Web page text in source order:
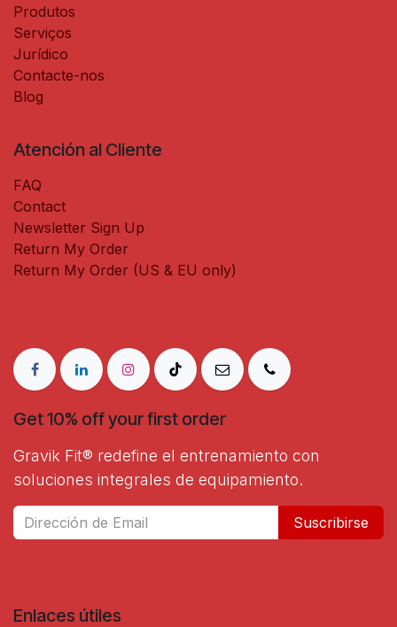
Produtos
Serviços
Jurídico
Contacte-nos
Blog
Atención al Cliente
FAQ
Contact
Newsletter Sign Up
Return My Order
Return My Order (US & EU only)
Get 10% off your first order
Gravik Fit® redefine el entrenamiento con
soluciones integrales de equipamiento.
Suscribirse
Enlaces útiles